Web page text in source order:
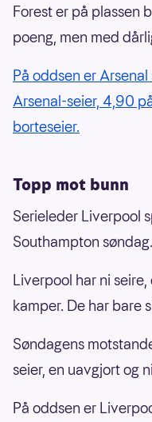
Forest er på plassen
poeng, men med
På oddsen er
Arsenal-seier, 4,90
borteseier.
Topp mot bunn
Serieleder Liverpool
Southampton søndag.
Liverpool har ni
kamper. De har bare
Søndagens
seier, en uavgjort og
På oddsen er